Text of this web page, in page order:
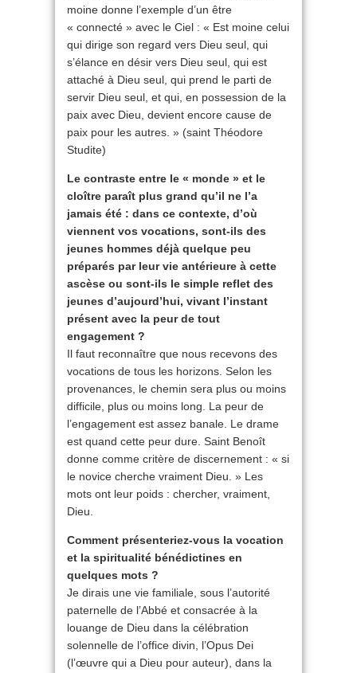
moine donne l’exemple d’un être
« connecté » avec le Ciel : « Est moine celui
qui dirige son regard vers Dieu seul, qui
s’élance en désir vers Dieu seul, qui est
attaché à Dieu seul, qui prend le parti de
servir Dieu seul, et qui, en possession de la
paix avec Dieu, devient encore cause de
paix pour les autres. » (saint Théodore
Studite)
Le contraste entre le « monde » et le
cloître paraît plus grand qu’il ne l’a
jamais été : dans ce contexte, d’où
viennent vos vocations, sont-ils des
jeunes hommes déjà quelque peu
préparés par leur vie antérieure à cette
ascèse ou sont-ils le simple reflet des
jeunes d’aujourd’hui, vivant l’instant
présent avec la peur de tout
engagement ?
Il faut reconnaître que nous recevons des
vocations de tous les horizons. Selon les
provenances, le chemin sera plus ou moins
difficile, plus ou moins long. La peur de
l’engagement est assez banale. Le drame
est quand cette peur dure. Saint Benoît
donne comme critère de discernement : « si
le novice cherche vraiment Dieu. » Les
mots ont leur poids : chercher, vraiment,
Dieu.
Comment présenteriez-vous la vocation
et la spiritualité bénédictines en
quelques mots ?
Je dirais une vie familiale, sous l’autorité
paternelle de l’Abbé et consacrée à la
louange de Dieu dans la célébration
solennelle de l’office divin, l’Opus Dei
(l’œuvre qui a Dieu pour auteur), dans la